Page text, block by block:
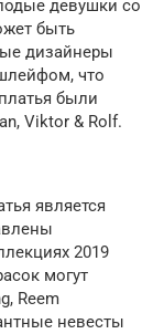
девушки со
быть
дизайнеры
что
были
Viktor & Rolf.
является
2019
могут
Reem
невесты